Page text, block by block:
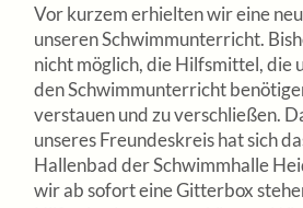
Vor kurzem erhielten wir eine
unseren Schwimmunterricht.
nicht möglich, die Hilfsmittel, die
den Schwimmunterricht
verstauen und zu verschließen.
unseres Freundeskreis hat sich
Hallenbad der Schwimmhalle
wir ab sofort eine Gitterbox